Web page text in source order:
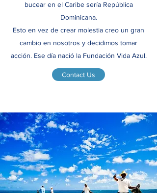
bucear en el Caribe sería República
Dominicana.
Esto en vez de crear molestia creo un gran
cambio en nosotros y decidimos tomar
acción. Ese día nació la Fundación Vida Azul.
Contact Us